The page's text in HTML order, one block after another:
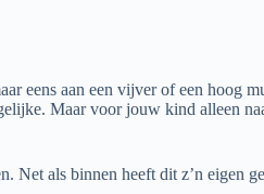
eens aan een vijver of een hoog
Maar voor jouw kind alleen
als binnen heeft dit z’n eigen